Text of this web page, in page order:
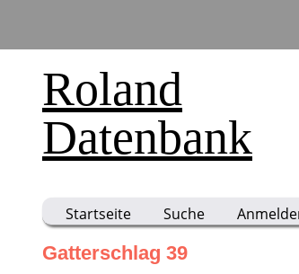
Roland
Datenbank
Startseite Suche
Gatterschlag 39